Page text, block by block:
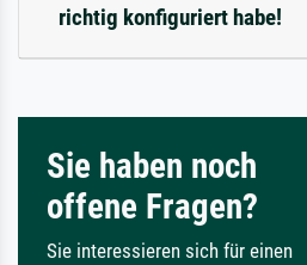
richtig konfiguriert habe!
Sie haben noch
offene Fragen?
Sie interessieren sich für einen